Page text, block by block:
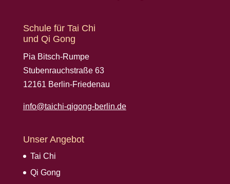
Schule für Tai Chi
und Qi Gong
Pia Bitsch-Rumpe
Stubenrauchstraße 63
12161 Berlin-Friedenau
info@taichi-qigong-berlin.de
Unser Angebot
Tai Chi
Qi Gong